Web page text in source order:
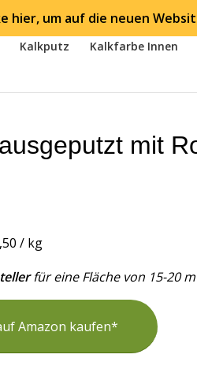
hier, um auf die neuen
Kalkputz Kalkfarbe Innen
mit
/ kg
für eine Fläche von 15-20
Amazon kaufen*